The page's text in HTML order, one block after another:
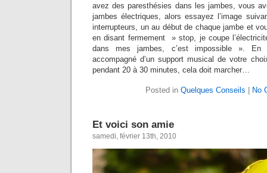
avez des paresthésies dans les jambes, vous
jambes électriques, alors essayez l’image
interrupteurs, un au début de chaque jambe et
en disant fermement » stop, je coupe
dans mes jambes, c’est impossible ».
accompagné d’un support musical de votre
pendant 20 à 30 minutes, cela doit marcher…
Posted in Quelques Conseils | No
Et voici son amie
samedi, février 13th, 2010